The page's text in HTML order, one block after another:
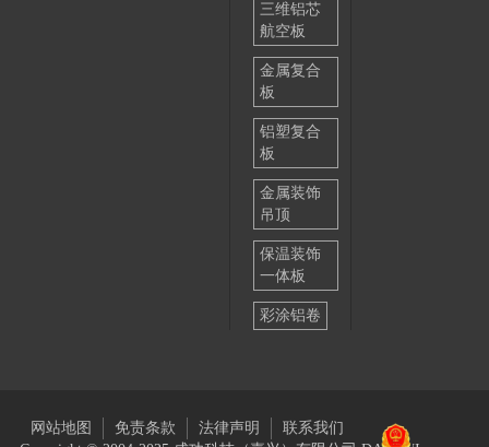
三维铝芯
航空板
金属复合
板
铝塑复合
板
金属装饰
吊顶
保温装饰
一体板
彩涂铝卷
网站地图 免责条款 法律声明
联系我们